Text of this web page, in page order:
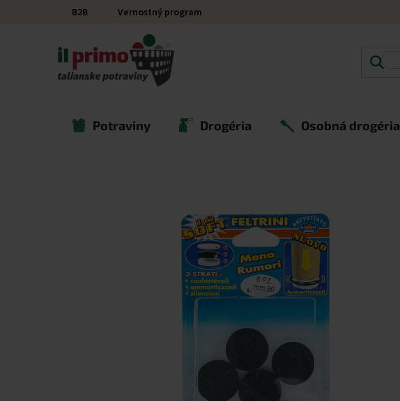
Prejsť na obsahB2B Vernostný program
Potraviny Drogéria Osobná drogéria